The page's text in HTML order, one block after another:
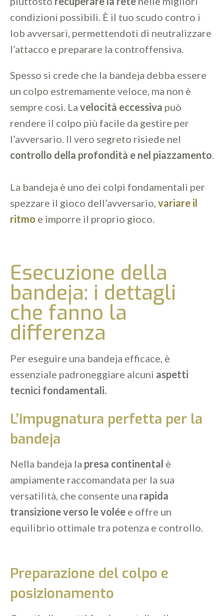
condizioni possibili. È il tuo scudo contro i
lob avversari, permettendoti di neutralizzare
l’attacco e preparare la controffensiva.
Spesso si crede che la bandeja debba essere
un colpo estremamente veloce, ma non è
sempre così. La velocità eccessiva può
rendere il colpo più facile da gestire per
l’avversario. Il vero segreto risiede nel
controllo della profondità e nel piazzamento
La bandeja è uno dei colpi fondamentali per
spezzare il gioco dell’avversario, variare il
ritmo e imporre il proprio gioco.
Esecuzione della
bandeja: i dettagli
che fanno la
differenza
Per eseguire una bandeja efficace, è
essenziale padroneggiare alcuni aspetti
tecnici fondamentali.
L’impugnatura perfetta per la
bandeja
Nella bandeja la presa continental è
ampiamente raccomandata per la sua
versatilità, che consente una rapida
transizione verso le volée e offre un
equilibrio ottimale tra potenza e controllo.
Preparazione del colpo e
posizionamento